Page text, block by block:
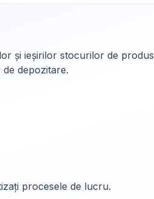
și ieșirilor stocurilor de
depozitare.
procesele de lucru.